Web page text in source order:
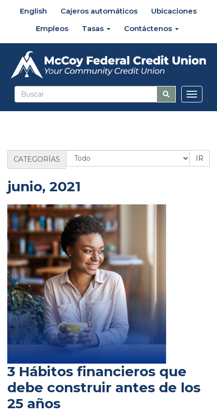
English Cajeros automáticos
Ubicaciones
Empleos
Tasas Contáctenos
Categoría
CATEGORÍAS
junio, 2021
3 Hábitos financieros que
debe construir antes de los
25 años